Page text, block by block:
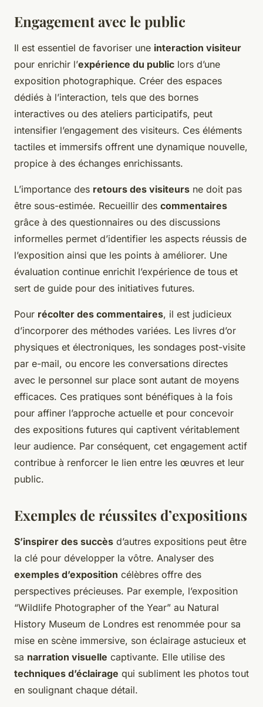
Engagement avec le public
Il est essentiel de favoriser une interaction visiteur
pour enrichir l’expérience du public lors d’une
exposition photographique. Créer des espaces
dédiés à l’interaction, tels que des bornes
interactives ou des ateliers participatifs, peut
intensifier l’engagement des visiteurs. Ces éléments
tactiles et immersifs offrent une dynamique nouvelle,
propice à des échanges enrichissants.
L’importance des retours des visiteurs ne doit pas
être sous-estimée. Recueillir des commentaires
grâce à des questionnaires ou des discussions
informelles permet d’identifier les aspects réussis de
l’exposition ainsi que les points à améliorer. Une
évaluation continue enrichit l’expérience de tous et
sert de guide pour des initiatives futures.
Pour récolter des commentaires, il est judicieux
d’incorporer des méthodes variées. Les livres d’or
physiques et électroniques, les sondages post-visite
par e-mail, ou encore les conversations directes
avec le personnel sur place sont autant de moyens
efficaces. Ces pratiques sont bénéfiques à la fois
pour affiner l’approche actuelle et pour concevoir
des expositions futures qui captivent véritablement
leur audience. Par conséquent, cet engagement actif
contribue à renforcer le lien entre les œuvres et leur
public.
Exemples de réussites d’expositions
S’inspirer des succès d’autres expositions peut être
la clé pour développer la vôtre. Analyser des
exemples d’exposition célèbres offre des
perspectives précieuses. Par exemple, l’exposition
“Wildlife Photographer of the Year” au Natural
History Museum de Londres est renommée pour sa
mise en scène immersive, son éclairage astucieux et
sa narration visuelle captivante. Elle utilise des
techniques d’éclairage qui subliment les photos tout
en soulignant chaque détail.